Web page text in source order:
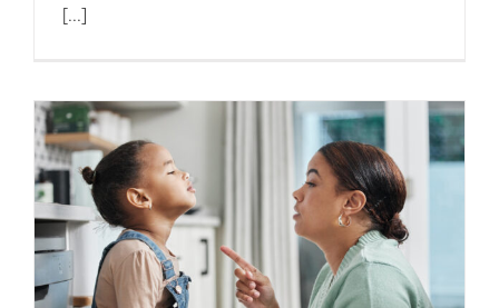
[...]